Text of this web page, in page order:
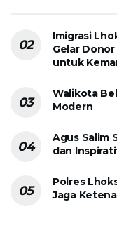
Imigrasi
Gelar
untuk
Walikota
Modern
Agus Salim
dan
Polres
Jaga